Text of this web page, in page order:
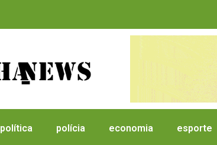
política polícia economia esporte